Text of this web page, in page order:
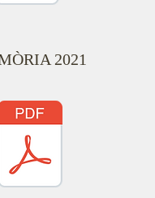
2021